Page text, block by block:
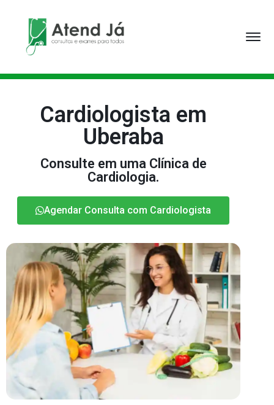
Cardiologista em
Uberaba
Consulte em uma Clínica de
Cardiologia.
Agendar Consulta com Cardiologista